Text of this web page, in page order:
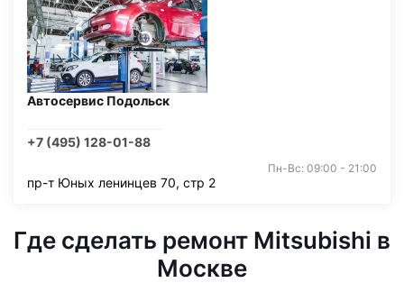
Автосервис Подольск
+7 (495) 128-01-88
Пн-Вс: 09:00 - 21:00
пр-т Юных ленинцев 70, стр 2
Где сделать ремонт Mitsubishi в
Москве